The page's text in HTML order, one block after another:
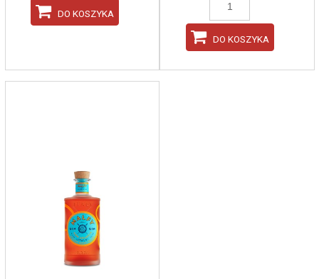
DO KOSZYKA
DO KOSZYKA